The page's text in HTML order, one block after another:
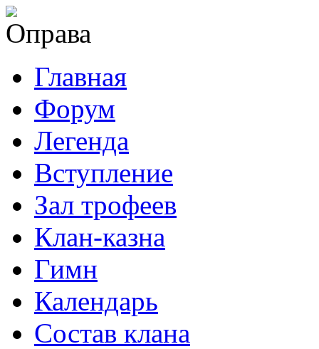
Главная
Форум
Легенда
Вступление
Зал трофеев
Клан-казна
Гимн
Календарь
Состав клана